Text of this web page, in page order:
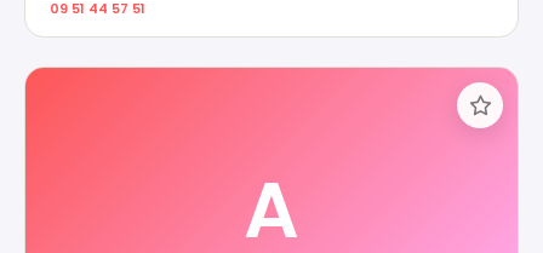
09 51 44 57 51
A